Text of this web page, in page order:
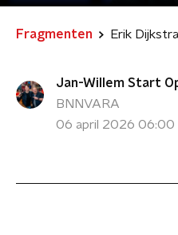
Fragmenten
Jan-Willem Start
BNNVARA
06 april 2026 06:00